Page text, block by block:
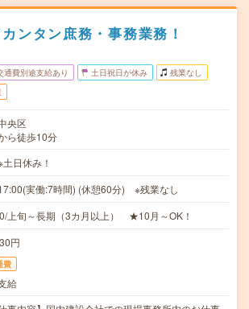
ンタン庶務・事務業務！
通費別途支給あり 土日祝日が休み 残業なし
央区
ら徒歩10分
日休み！
実働:7時間) (休憩60分) ※残業なし
上旬～長期（3カ月以上） ★10月～OK！
円
費
給